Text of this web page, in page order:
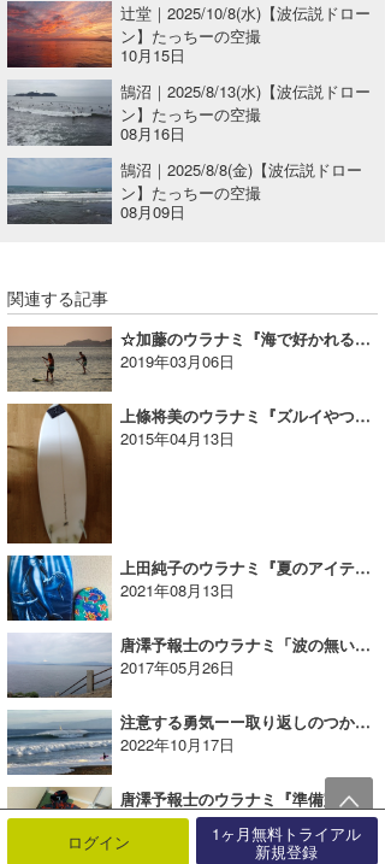
辻堂｜2025/10/8(水)【波伝説ドロー
ン】たっちーの空撮
10月15日
鵠沼｜2025/8/13(水)【波伝説ドロー
ン】たっちーの空撮
08月16日
鵠沼｜2025/8/8(金)【波伝説ドロー
ン】たっちーの空撮
08月09日
関連する記事
☆加藤のウラナミ『海で好かれる振る舞いを考えるVol.2』
2019年03月06日
上條将美のウラナミ『ズルイやつ。』
2015年04月13日
上田純子のウラナミ『夏のアイテム』
2021年08月13日
唐澤予報士のウラナミ「波の無い時のおススメ！」
2017年05月26日
注意する勇気ーー取り返しのつかないことが起こる前に｜MINのウラナミVol.361
2022年10月17日
唐澤予報士のウラナミ『準備完了中!!』
2018年10月29日
ログイン 1ヶ月無料トライアル
新規登録